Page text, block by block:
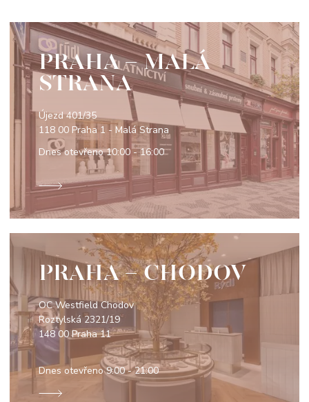
PRAHA - MALÁ
STRANA
Újezd 401/35
118 00 Praha 1 - Malá Strana
Dnes otevřeno10:00 - 16:00
PRAHA - CHODOV
OC Westfield Chodov
Roztylská 2321/19
148 00 Praha 11
Dnes otevřeno9:00 - 21:00